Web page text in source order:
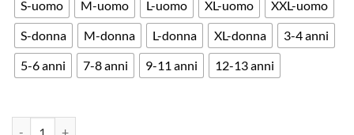
S-uomo M-uomo L-uomo XL-uomo
XXL-uomo
S-donna
M-donna L-donna XL-donna
3-4 anni
5-6 anni
7-8 anni 9-11 anni 12-13 anni